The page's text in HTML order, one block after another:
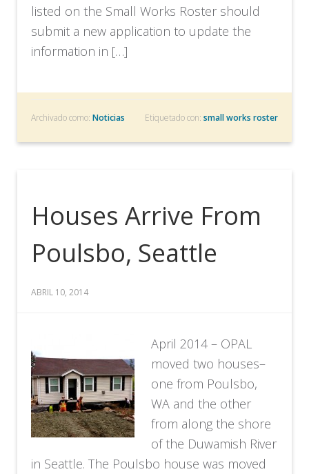
listed on the Small Works Roster should
submit a new application to update the
information in […]
Archivado como:Noticias Etiquetado con: small works roster
Houses Arrive From
Poulsbo, Seattle
ABRIL 10, 2014
April 2014 – OPAL
moved two houses–
one from Poulsbo,
WA and the other
from along the shore
of the Duwamish River
in Seattle. The Poulsbo house was moved